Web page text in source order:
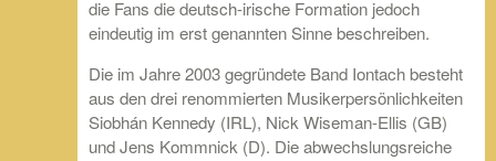
die Fans die deutsch-irische Formation jedoch
eindeutig im erst genannten Sinne beschreiben.
Die im Jahre 2003 gegründete Band Iontach besteht
aus den drei renommierten Musikerpersönlichkeiten
Siobhán Kennedy (IRL), Nick Wiseman-Ellis (GB)
und Jens Kommnick (D). Die abwechslungsreiche